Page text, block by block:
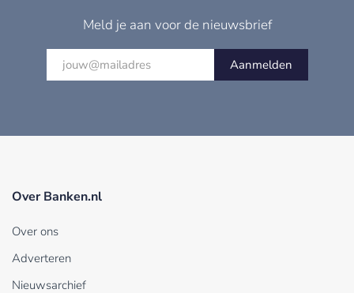
Meld je aan voor de nieuwsbrief
Aanmelden
Over Banken.nl
Over ons
Adverteren
Nieuwsarchief